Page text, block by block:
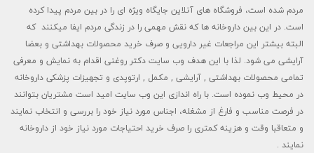
چندین گیاه مفید که برای مرض قند مفید هستند توسط شرکت
های دارویی زیادی تولید شده اند. مثل کپسول لیورسیل
رزفارمد که پایین آوردنده قند خون دیابت نوع ۲ بوده و برای
بیماری های التهابی کبد و کبد چرب نیز مفید است.قرص گیاهی
گالگا دینه نیز یک قرص دیابت معروف است که حاوی برگ
اصلاح شده گیاه گالگا می باشد که مدت هاست در اروپا به
عنوان داروی دیابت مورد استفاده قرار می گیرد.کپسول رونسول
قائم دارو پایین آورنده و تنظیم کننده قند خون می باشد .
مردم شده است، فروشگاه های آنلاین جایگاه ویژه ای را در بین مردم پیدا کرده
است. در این بین داروخانه ها که نقش مهمی را در زندگی مردم ایفا میکنند که
البته بیشتر این مراجعات غیر دارویی و صرف خرید محصولات بهداشتی و بعضا
آرایشی می شود. لذا با این هدف وب سایت دکتر روغنی اقدام به نمایش و معرفی
تمامی محصولات بهداشتی , آرایشی , مکمل , ارتوپدی و تجهیزات پزشکی داروخانه
در محیط وب نموده است. با راه اندازی این وب سایت امید است مشتریان بتوانند
در فرصت مناسب و فارغ از مشغله، اجناس مورد نیاز خود را بررسی و انتخاب نمایند
و متعاقبا وقت و هزینه کمتری را صرف خرید احتیاجات مورد نیاز خود از داروخانه
نمایند .